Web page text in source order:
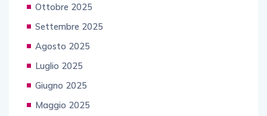
Ottobre 2025
Settembre 2025
Agosto 2025
Luglio 2025
Giugno 2025
Maggio 2025